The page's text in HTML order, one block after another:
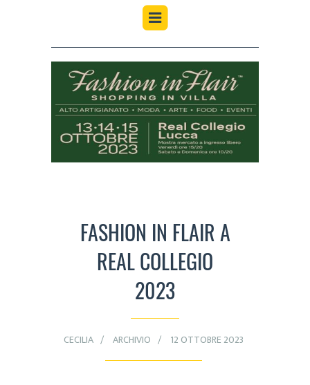
FASHION IN FLAIR A
REAL COLLEGIO
2023
CECILIA ARCHIVIO 12 OTTOBRE 2023